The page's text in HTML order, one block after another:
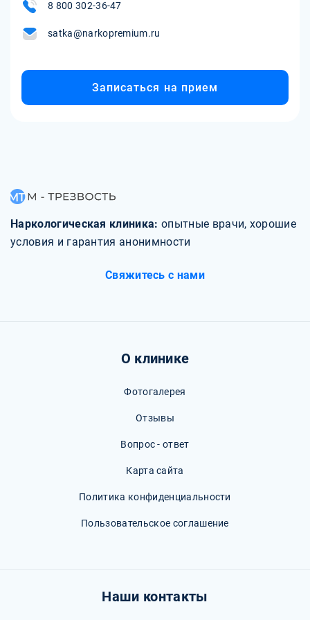
8 800 302-36-47
satka@narkopremium.ru
Записаться на прием
Наркологическая клиника: опытные врачи, хорошие
условия и гарантия анонимности
Свяжитесь с нами
О клинике
Фотогалерея
Отзывы
Вопрос - ответ
Карта сайта
Политика конфиденциальности
Пользовательское соглашение
Наши контакты